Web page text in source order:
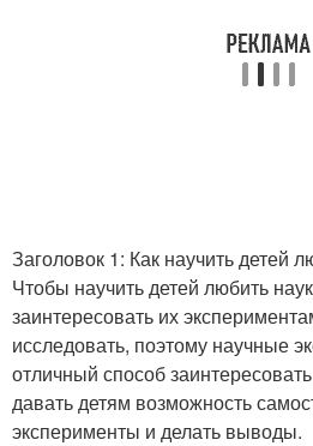
Заголовок 1: Как научить детей
Чтобы научить детей любить
заинтересовать их
исследовать, поэтому научные
отличный способ
давать детям возможность
эксперименты и делать выводы.